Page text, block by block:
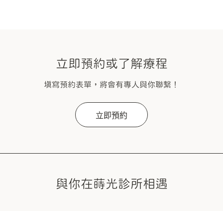
立即預約或了解療程
填寫預約表單，將會有專人與你聯繫！
立即預約
與你在蒔光診所相遇